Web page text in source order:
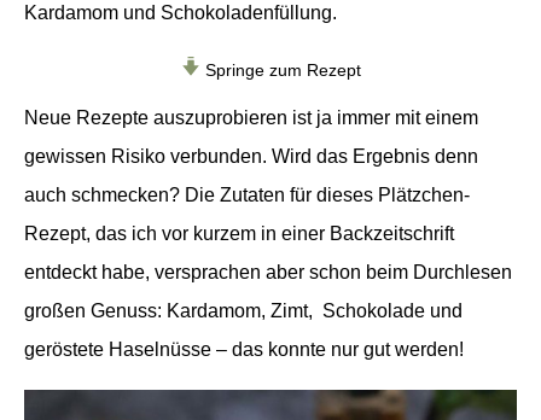
Kardamom und Schokoladenfüllung.
Springe zum Rezept
Neue Rezepte auszuprobieren ist ja immer mit einem
gewissen Risiko verbunden. Wird das Ergebnis denn
auch schmecken? Die Zutaten für dieses Plätzchen-
Rezept, das ich vor kurzem in einer Backzeitschrift
entdeckt habe, versprachen aber schon beim Durchlesen
großen Genuss: Kardamom, Zimt, Schokolade und
geröstete Haselnüsse – das konnte nur gut werden!